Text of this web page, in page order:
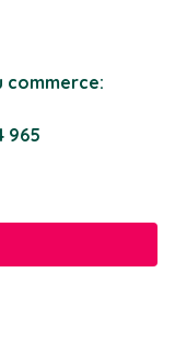
commerce:
965